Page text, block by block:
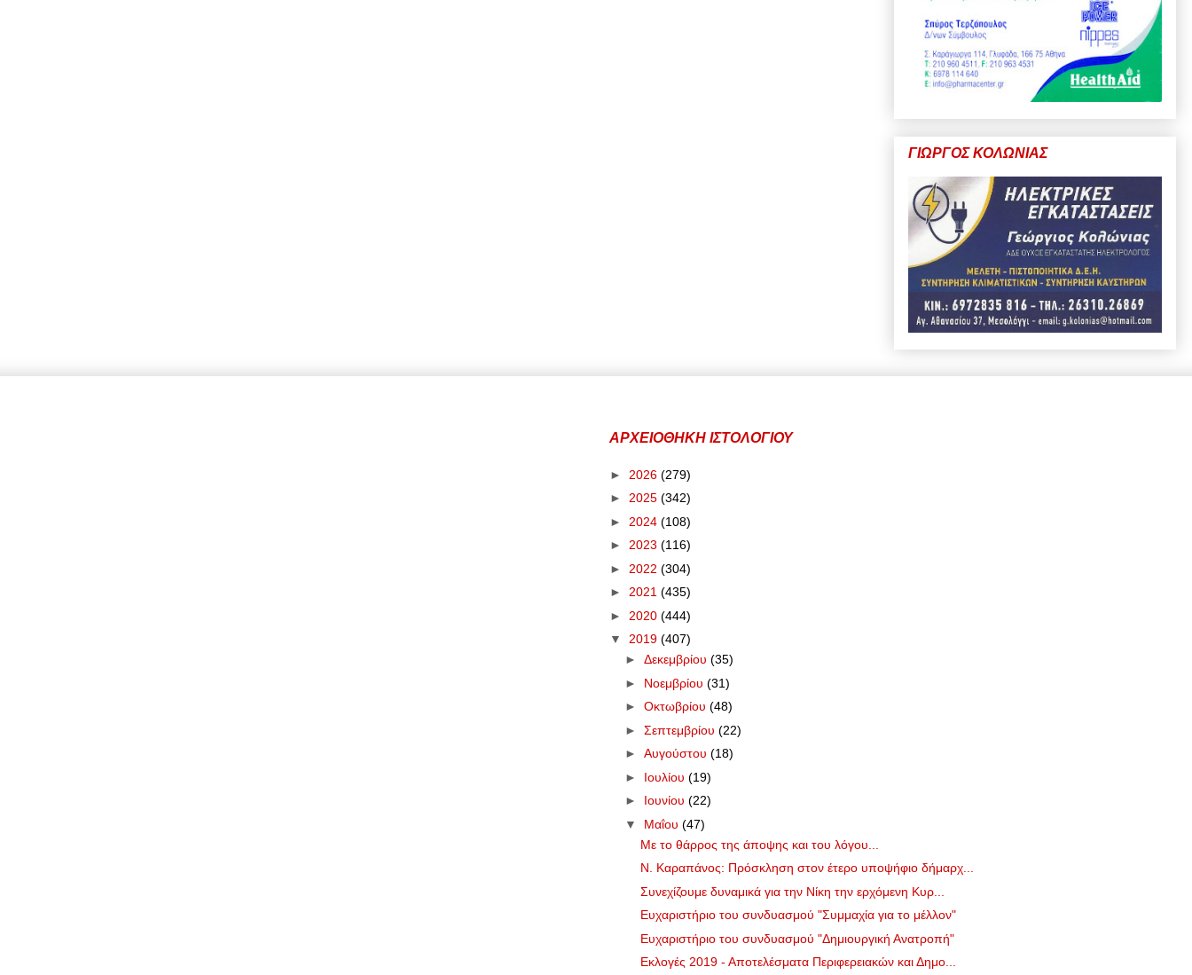
ΓΙΩΡΓΟΣ ΚΟΛΩΝΙΑΣ
ΑΡΧΕΙΟΘΗΚΗ ΙΣΤΟΛΟΓΙΟΥ
► 2026 (279)
► 2025 (342)
► 2024 (108)
► 2023 (116)
► 2022 (304)
► 2021 (435)
► 2020 (444)
▼ 2019 (407)
► Δεκεμβρίου (35)
► Νοεμβρίου (31)
► Οκτωβρίου (48)
► Σεπτεμβρίου (22)
► Αυγούστου (18)
► Ιουλίου (19)
► Ιουνίου (22)
▼ Μαΐου (47)
Με το θάρρος της άποψης και του λόγου...
Ν. Καραπάνος: Πρόσκληση στον έτερο υποψήφιο δήμαρχ...
Συνεχίζουμε δυναμικά για την Νίκη την ερχόμενη Κυρ...
Ευχαριστήριο του συνδυασμού "Συμμαχία για το μέλλον"
Ευχαριστήριο του συνδυασμού "Δημιουργική Ανατροπή"
Εκλογές 2019 - Αποτελέσματα Περιφερειακών και Δημο...